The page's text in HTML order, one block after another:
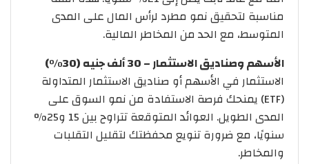
مناسبة لتحقيق نمو مطرد لرأس المال على المدى
المتوسط، مع الحد من المخاطر المالية.
الأسهم وصناديق الاستثمار – 30 ألف جنيه (30%)
الاستثمار في الأسهم أو صناديق الاستثمار المتداولة
(ETF) يمنحك فرصة الاستفادة من نمو السوق على
المدى الطويل. العوائد المتوقعة تتراوح بين 15 و25%
سنويًا، مع ضرورة تنويع محفظتك لتقليل التقلبات
والمخاطر.